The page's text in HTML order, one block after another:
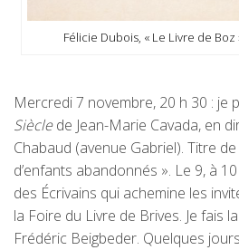
Félicie Dubois, « Le Livre de Boz
Mercredi 7 novembre, 20 h 30 : je
Sièclede Jean-Marie Cavada, en
Chabaud (avenue Gabriel). Titre
d’enfants abandonnés ». Le 9, à
des Écrivains qui achemine les
la Foire du Livre de Brives. Je fais
Frédéric Beigbeder. Quelques